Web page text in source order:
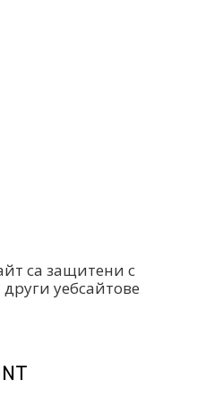
са защитени с
уебсайтове